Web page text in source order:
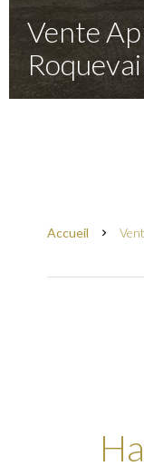
Vente
Accueil